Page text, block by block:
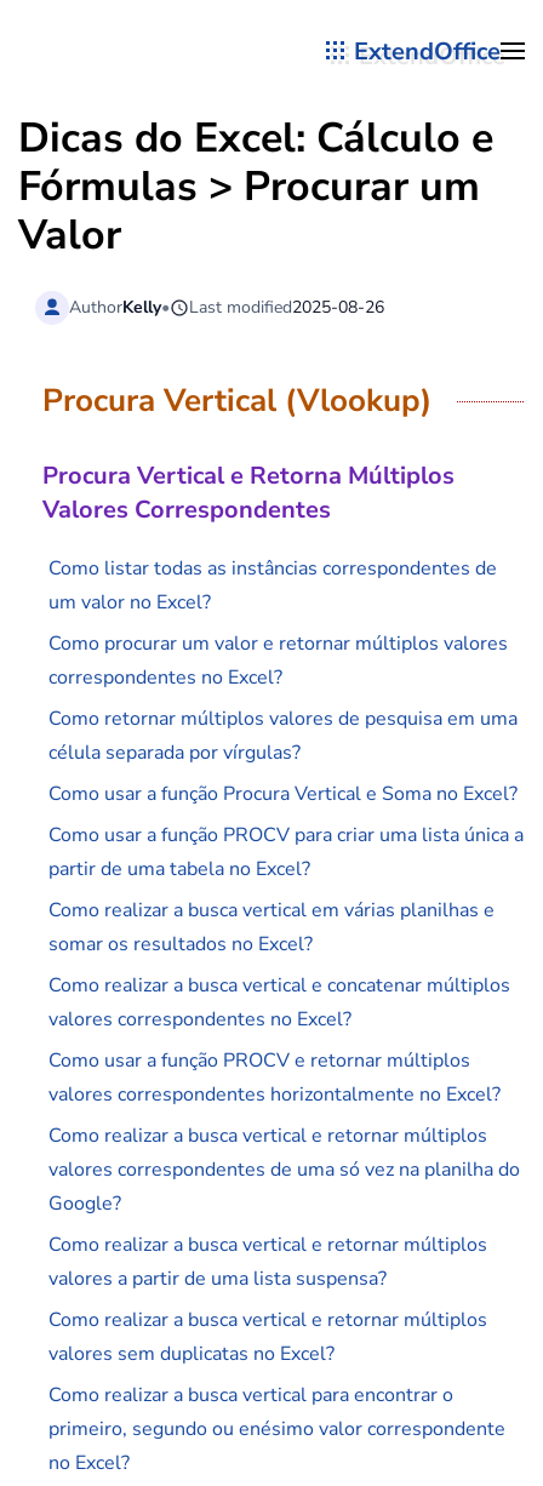
ExtendOffice
Dicas do Excel: Cálculo e
Fórmulas > Procurar um
Valor
AuthorKelly• Last modified2025-08-26
Procura Vertical (Vlookup)
Procura Vertical e Retorna Múltiplos
Valores Correspondentes
Como listar todas as instâncias correspondentes de
um valor no Excel?
Como procurar um valor e retornar múltiplos valores
correspondentes no Excel?
Como retornar múltiplos valores de pesquisa em uma
célula separada por vírgulas?
Como usar a função Procura Vertical e Soma no Excel?
Como usar a função PROCV para criar uma lista única a
partir de uma tabela no Excel?
Como realizar a busca vertical em várias planilhas e
somar os resultados no Excel?
Como realizar a busca vertical e concatenar múltiplos
valores correspondentes no Excel?
Como usar a função PROCV e retornar múltiplos
valores correspondentes horizontalmente no Excel?
Como realizar a busca vertical e retornar múltiplos
valores correspondentes de uma só vez na planilha do
Google?
Como realizar a busca vertical e retornar múltiplos
valores a partir de uma lista suspensa?
Como realizar a busca vertical e retornar múltiplos
valores sem duplicatas no Excel?
Como realizar a busca vertical para encontrar o
primeiro, segundo ou enésimo valor correspondente
no Excel?